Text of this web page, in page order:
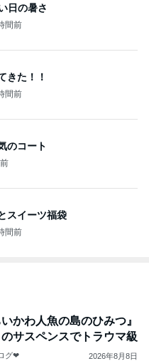
日の暑さ
間前
きた！！
間前
のコート
スイーツ福袋
間前
かわ人魚の島のひみつ』
サスペンスでトラウマ級
グ❤︎ 2026年8月8日